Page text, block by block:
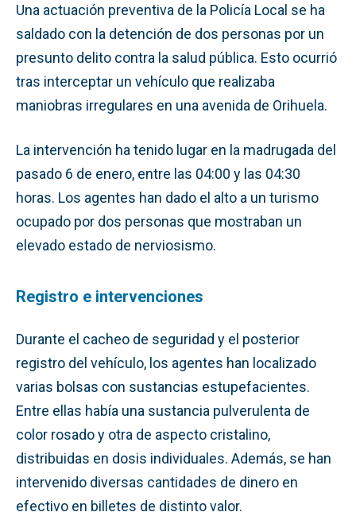
Una actuación preventiva de la Policía Local se ha
saldado con la detención de dos personas por un
presunto delito contra la salud pública. Esto ocurrió
tras interceptar un vehículo que realizaba
maniobras irregulares en una avenida de Orihuela.
La intervención ha tenido lugar en la madrugada del
pasado 6 de enero, entre las 04:00 y las 04:30
horas. Los agentes han dado el alto a un turismo
ocupado por dos personas que mostraban un
elevado estado de nerviosismo.
Registro e intervenciones
Durante el cacheo de seguridad y el posterior
registro del vehículo, los agentes han localizado
varias bolsas con sustancias estupefacientes.
Entre ellas había una sustancia pulverulenta de
color rosado y otra de aspecto cristalino,
distribuidas en dosis individuales. Además, se han
intervenido diversas cantidades de dinero en
efectivo en billetes de distinto valor.